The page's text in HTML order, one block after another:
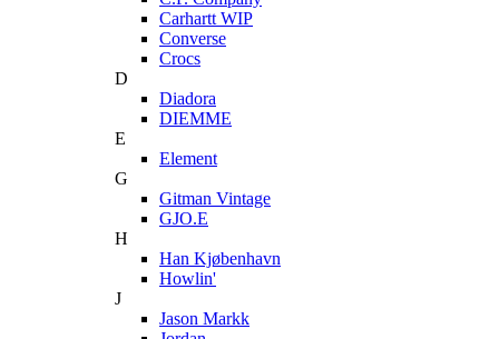
Carhartt WIP
Converse
Crocs
D
Diadora
DIEMME
E
Element
G
Gitman Vintage
GJO.E
H
Han Kjøbenhavn
Howlin'
J
Jason Markk